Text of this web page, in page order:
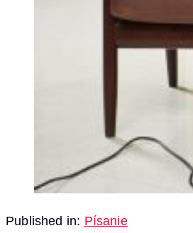
Published in: Písanie